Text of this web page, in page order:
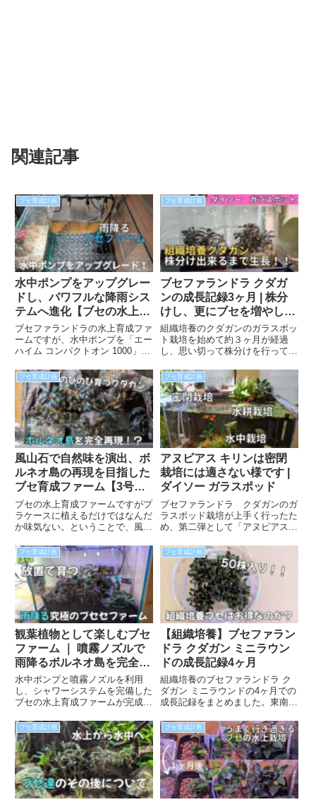
関連記事
ブセ育成計画
水中ポンプをアップグレー
ドし、パワフルな降雨シス
テムへ進化【ブセの水上育
成ファーム】
ブセファランドラの水上育成ファ
ームですが、水中ポンプを「エー
ハイム コンパクトオン 1000」か
(15W-1.6M) というものにリプレ
ースしました。スペックをあげた
ことで散水シャワーがよりパワー
アップし、より雨感が出せるよう
になりました。
ブセ育成計画
ブセファランドラ クダガ
ンの成長記録3ヶ月 | 株分
けし、更にブセを増やしま
す
組織培養のクダガンのガラスポッ
ト栽培を始めて約３ヶ月が経過
し、思い切って株分けを行ってみ
ットする側・残す側に「葉っぱ、
新芽、根っこ」があることらしい
ので、それらのポイントについて
も見ていきたいと思います。
ブセ育成計画
風山石で自然味を演出、ボ
ルネオ島の再現を目指した
ブセ育成ファーム【3号
機】
ブセの水上育成ファームですがプ
ラケースに植えるだけではなんだ
か味気ない。ということで、風山
べることで野生で見られるような
ブセの群生感を演出してみまし
た。雨降るブセファームとの相性
も良く、見た目もおしゃれなブセ
ファームになりました。
ブセ育成計画
アヌビアス キリンは密閉
栽培には適さない様です |
ダイソー ガラスポッド
ブセファランドラ クダガンのガ
ラスポッド栽培が上手く行ったた
め、第二弾として「アヌビアス
ました。使うのはダイソーのガラ
スポットで、1.ガラスポット、2.
水上栽培、3.水中と3パターンで
成長を比較してみたいと思いま
す。
ブセ育成計画
観葉植物として楽しむブセ
ファーム ｜ 噴霧ノズルで
雨降るボルネオ島を完全再
現！？
水中ポンプと噴霧ノズルを利用
し、シャワーシステムを完備した
ブセの水上育成ファームが完成し
アナログタイマーを組み合わせる
ことで、定期的に雨を降らすこと
ができます。鑑賞性を高めつつ、
管理の手間を極限まで最小化した
システムです。
ブセ育成計画
【組織培養】ブセファラン
ドラ クダガン ミニラウン
ドの成長記録4ヶ月
組織培養のブセファランドラ ク
ダガン ミニラウンドの4ヶ月での
成長記録をまとめました。東南便
プにどれくらい入っていたのか？
ガラスポットで育成できるのか？
4ヶ月でどのくらい大きくなるの
か？などについて紹介したいと思
います。
ブセ育成計画 ブセ育成計画